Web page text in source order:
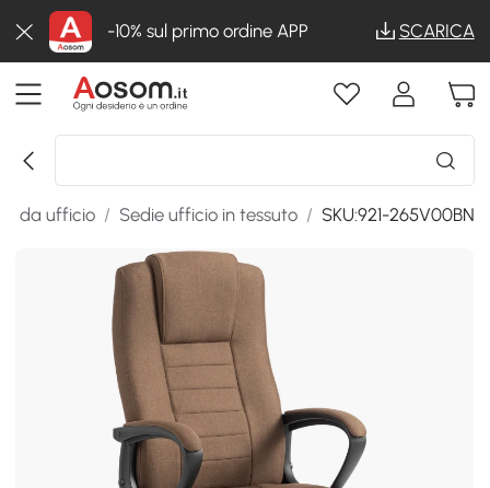
-10% sul primo ordine APP SCARICA
da ufficio / Sedie ufficio in tessuto / SKU:921-265V00BN